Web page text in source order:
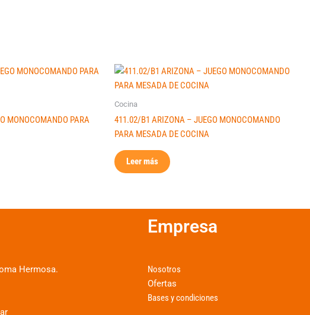
MONOCOMANDO PARA
Cocina
411.02/B1 ARIZONA – JUEGO MONOCOMANDO
PARA MESADA DE COCINA
Leer más
Hermosa.
Empresa
Nosotros
Ofertas
Bases y condiciones